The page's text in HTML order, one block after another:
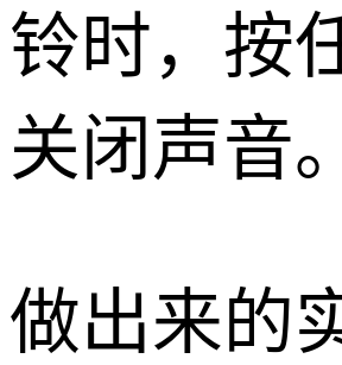
铃时，按
关闭声音。
做出来的